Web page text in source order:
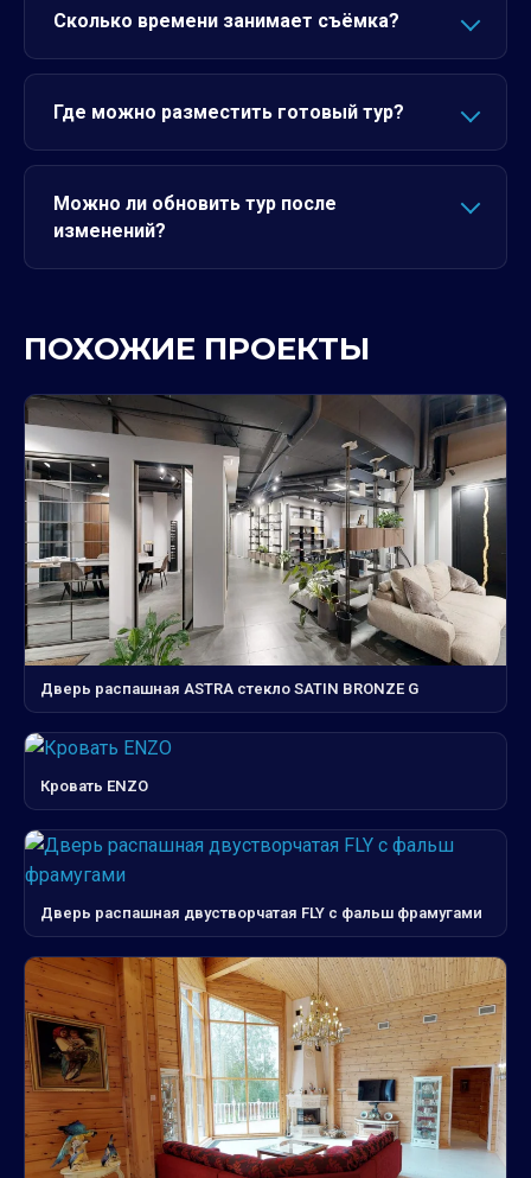
Сколько времени занимает съёмка?
Где можно разместить готовый тур?
Можно ли обновить тур после
изменений?
ПОХОЖИЕ ПРОЕКТЫ
Дверь распашная ASTRA стекло SATIN BRONZE G
Кровать ENZO
Дверь распашная двустворчатая FLY с фальш фрамугами